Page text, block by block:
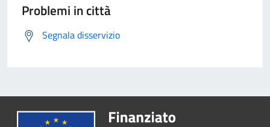
Problemi in città
Segnala disservizio